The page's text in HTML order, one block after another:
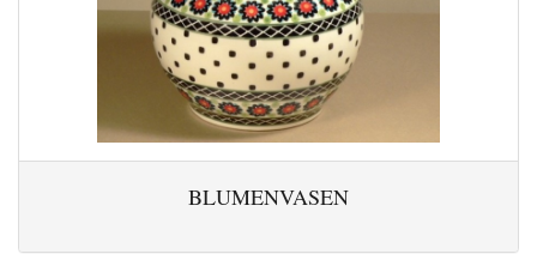
BLUMENVASEN